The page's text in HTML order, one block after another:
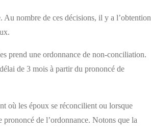
nombre de ces décisions, il y a l’obtention
prend une ordonnance de non-conciliation.
de 3 mois à partir du prononcé de
où les époux se réconcilient ou lorsque
prononcé de l’ordonnance. Notons que la